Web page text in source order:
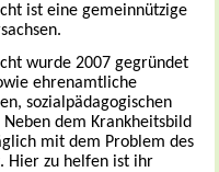
ist eine gemeinnützige
wurde 2007 gegründet
ehrenamtliche
sozialpädagogischen
dem Krankheitsbild
mit dem Problem des
Hier zu helfen ist ihr